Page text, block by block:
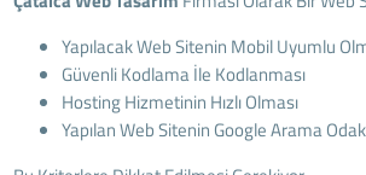
Yapılacak Web Sitenin Mobil Uyumlu
Güvenli Kodlama İle Kodlanması
Hosting Hizmetinin Hızlı Olması
Yapılan Web Sitenin Google Arama